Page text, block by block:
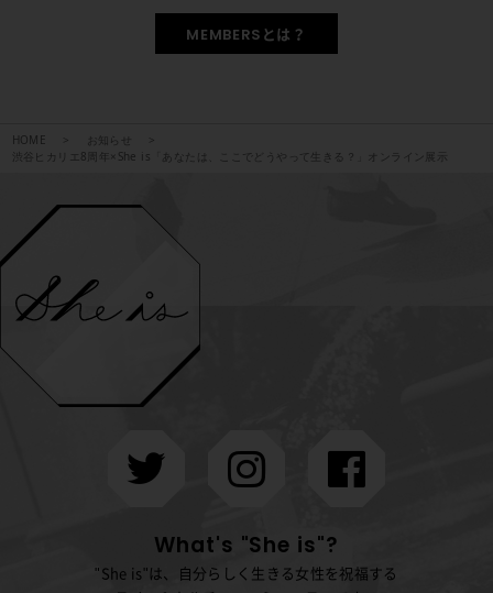
MEMBERSとは？
HOME
お知らせ
渋谷ヒカリエ8周年×She is「あなたは、ここでどうやって生きる？」オンライン展示
What's "She is"?
"She is"は、自分らしく生きる女性を祝福する